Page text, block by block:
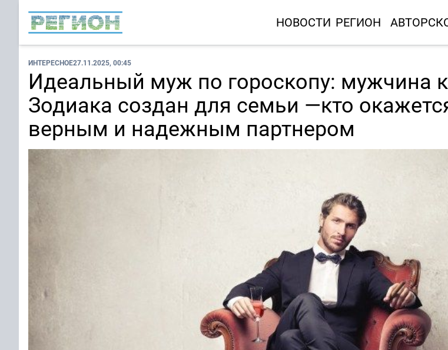
НОВОСТИ РЕГИОН
ИНТЕРЕСНОЕ27.11.2025, 00:45
Идеальный муж по гороскопу: мужчина
Зодиака создан для семьи —кто
верным и надежным партнером